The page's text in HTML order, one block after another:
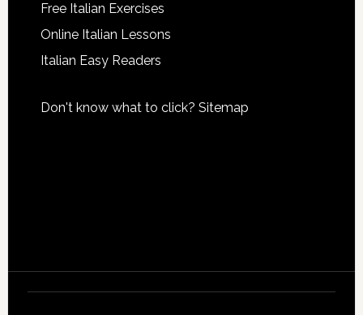
Free Italian Exercises
Online Italian Lessons
Italian Easy Readers
Don't know what to click? Sitemap